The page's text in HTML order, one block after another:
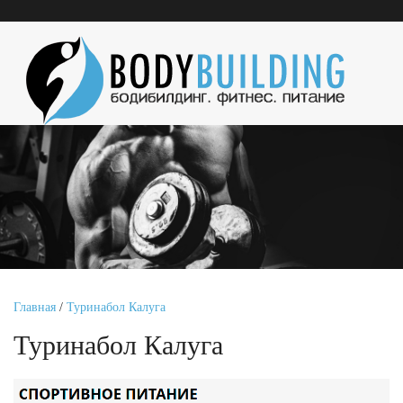
Главная / Туринабол Калуга
Туринабол Калуга